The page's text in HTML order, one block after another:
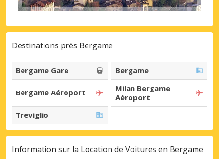
Destinations près Bergame
Bergame Gare Bergame
Bergame Aéroport
Milan Bergame
Aéroport
Treviglio
Information sur la Location de Voitures en Bergame